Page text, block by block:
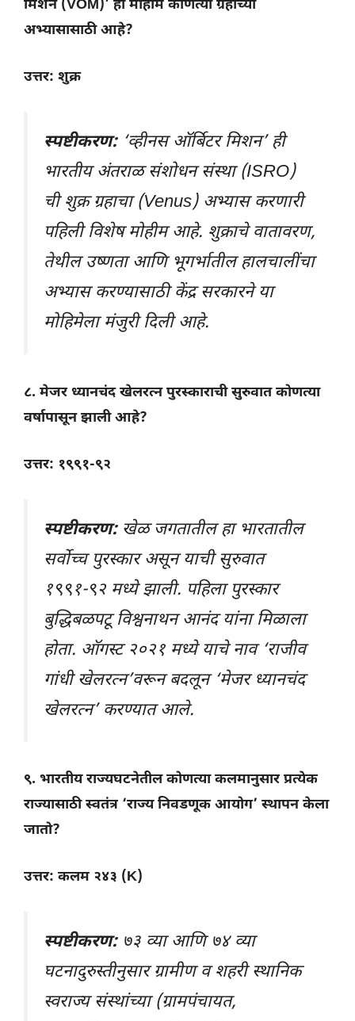
मिशन (VOM)’ ही मोहीम कोणत्या ग्रहाच्या
अभ्यासासाठी आहे?
उत्तर: शुक्र
स्पष्टीकरण:‘व्हीनस ऑर्बिटर मिशन’ ही
भारतीय अंतराळ संशोधन संस्था (ISRO)
ची शुक्र ग्रहाचा (Venus) अभ्यास करणारी
पहिली विशेष मोहीम आहे. शुक्राचे वातावरण,
तेथील उष्णता आणि भूगर्भातील हालचालींचा
अभ्यास करण्यासाठी केंद्र सरकारने या
मोहिमेला मंजुरी दिली आहे.
८. मेजर ध्यानचंद खेलरत्न पुरस्काराची सुरुवात कोणत्या
वर्षापासून झाली आहे?
उत्तर: १९९१-९२
स्पष्टीकरण:खेळ जगतातील हा भारतातील
सर्वोच्च पुरस्कार असून याची सुरुवात
१९९१-९२ मध्ये झाली. पहिला पुरस्कार
बुद्धिबळपटू विश्वनाथन आनंद यांना मिळाला
होता. ऑगस्ट २०२१ मध्ये याचे नाव ‘राजीव
गांधी खेलरत्न’वरून बदलून ‘मेजर ध्यानचंद
खेलरत्न’ करण्यात आले.
९. भारतीय राज्यघटनेतील कोणत्या कलमानुसार प्रत्येक
राज्यासाठी स्वतंत्र ‘राज्य निवडणूक आयोग’ स्थापन केला
जातो?
उत्तर: कलम २४३ (K)
स्पष्टीकरण:७३ व्या आणि ७४ व्या
घटनादुरुस्तीनुसार ग्रामीण व शहरी स्थानिक
स्वराज्य संस्थांच्या (ग्रामपंचायत,